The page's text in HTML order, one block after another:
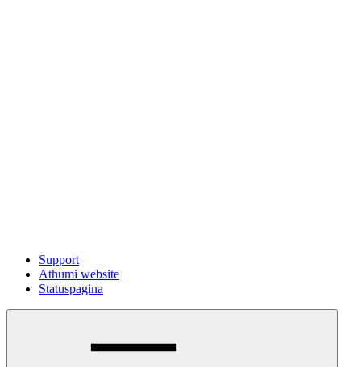
Support
Athumi website
Statuspagina